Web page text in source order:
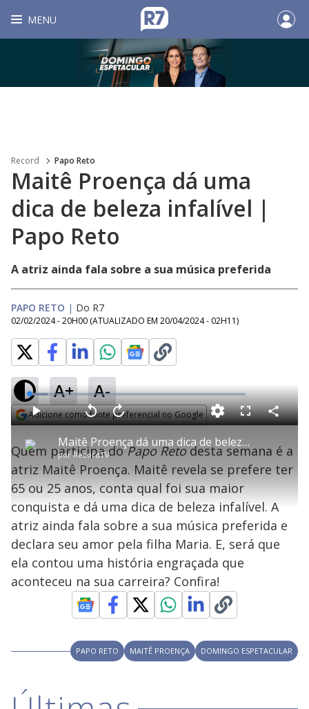
MENU
Record Papo Reto
Maitê Proença dá uma
dica de beleza infalível |
Papo Reto
A atriz ainda fala sobre a sua música preferida
PAPO RETO | Do R7
02/02/2024 - 20H00 (ATUALIZADO EM 20/04/2024 - 02H11)
A+ A-
Adicione como fonte preferencial no Google
P
l
a
y
V
i
d
Maitê Proença dá uma dica de beleza infalível | Papo Reto
porRecordTV
P V
l
t
a
r
0
e
g
n
d
o
A
n
ç
a
1
0
s
e
u
n
o
M
u
L
o
a
d
e
.
5
%
F
l
s
c
e
C
o
Quem participa doPapo Retodesta semana é a
atriz Maitê Proença. Maitê revela se prefere ter
65 ou 25 anos, conta qual foi sua maior
conquista e dá uma dica de beleza infalível. A
atriz ainda fala sobre a sua música preferida e
declara seu amor pela filha Maria. E, será que
ela contou uma história engraçada que
aconteceu na sua carreira? Confira!
PAPO RETO MAITÊ PROENÇA DOMINGO ESPETACULAR